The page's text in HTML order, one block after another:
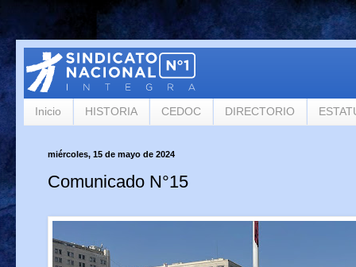
Inicio HISTORIA CEDOC DIRECTORIO
miércoles, 15 de mayo de 2024
Comunicado N°15